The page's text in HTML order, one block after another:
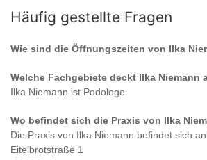
Häufig gestellte Fragen
Wie sind die Öffnungszeiten von Ilka
Welche Fachgebiete deckt Ilka Niemann
Ilka Niemann ist Podologe
Wo befindet sich die Praxis von Ilka
Die Praxis von Ilka Niemann befindet sich
Eitelbrotstraße 1